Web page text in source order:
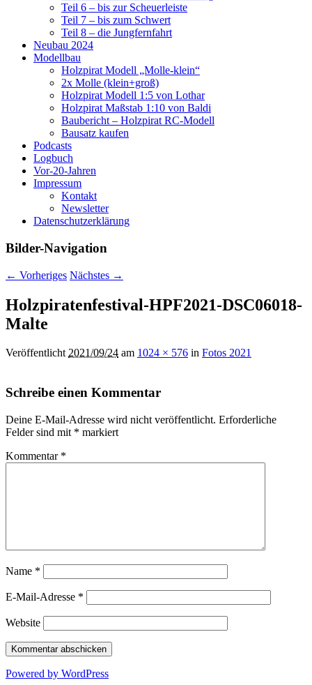
Teil 6 – bis zur Scheuerleiste
Teil 7 – bis zum Schwert
Teil 8 – die Jungfernfahrt
Neubau 2024
Modellbau
Holzpirat Modell „Molle-klein“
2x Molle (klein+groß)
Holzpirat Modell 1:5 von Lothar
Holzpirat Maßstab 1:10 von Baldi
Baubericht – Holzpirat RC-Modell
Bausatz kaufen
Podcasts
Logbuch
Vor-20-Jahren
Impressum
Kontakt
Newsletter
Datenschutzerklärung
Bilder-Navigation
← Vorheriges Nächstes →
Holzpiratenfestival-HPF2021-DSC06018-
Malte
Veröffentlicht2021/09/24 am 1024 × 576 in Fotos 2021
Schreibe einen Kommentar
Deine E-Mail-Adresse wird nicht veröffentlicht. Erforderliche
Felder sind mit * markiert
Kommentar *
Name *
E-Mail-Adresse *
Website
Powered by WordPress